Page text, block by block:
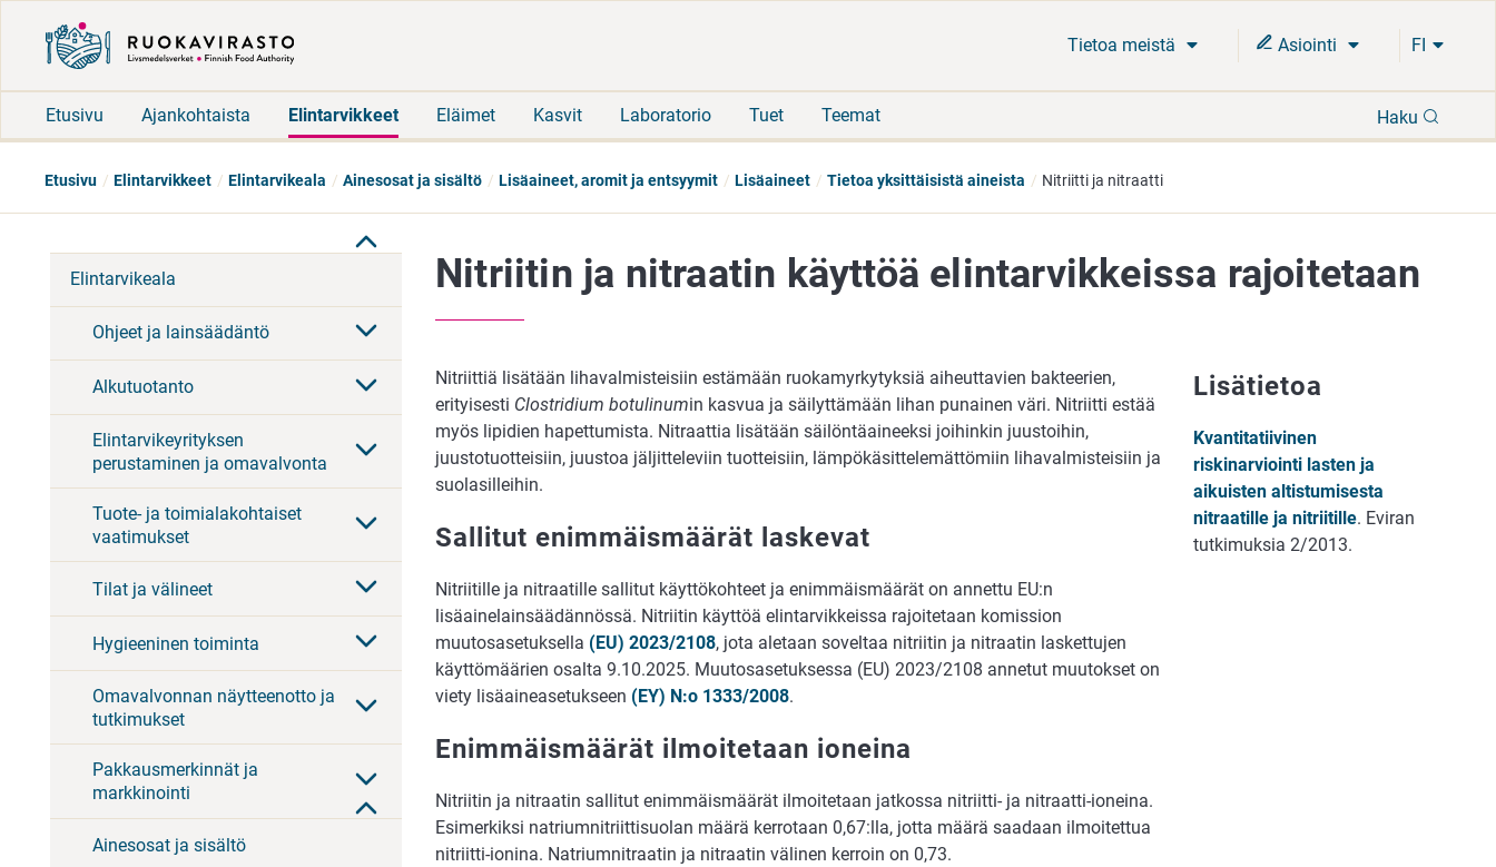
Tietoa meistä Asiointi FI
Etusivu Ajankohtaista Elintarvikkeet Eläimet Kasvit Laboratorio Tuet Teemat Haku
Etusivu Elintarvikkeet Elintarvikeala Ainesosat ja sisältö Lisäaineet, aromit ja entsyymit Lisäaineet Tietoa yksittäisistä aineista Nitriitti ja nitraatti
Elintarvikeala
Ohjeet ja lainsäädäntö
Alkutuotanto
Elintarvikeyrityksen
perustaminen ja omavalvonta
Tuote- ja toimialakohtaiset
vaatimukset
Tilat ja välineet
Hygieeninen toiminta
Omavalvonnan näytteenotto ja
tutkimukset
Pakkausmerkinnät ja
markkinointi
Ainesosat ja sisältö
Nitriitin ja nitraatin käyttöä elintarvikkeissa rajoitetaan
Nitriittiä lisätään lihavalmisteisiin estämään ruokamyrkytyksiä aiheuttavien bakteerien,
erityisesti Clostridium botulinumin kasvua ja säilyttämään lihan punainen väri. Nitriitti estää
myös lipidien hapettumista. Nitraattia lisätään säilöntäaineeksi joihinkin juustoihin,
juustotuotteisiin, juustoa jäljitteleviin tuotteisiin, lämpökäsittelemättömiin lihavalmisteisiin ja
suolasilleihin.
Sallitut enimmäismäärät laskevat
Nitriitille ja nitraatille sallitut käyttökohteet ja enimmäismäärät on annettu EU:n
lisäainelainsäädännössä. Nitriitin käyttöä elintarvikkeissa rajoitetaan komission
muutosasetuksella (EU) 2023/2108, jota aletaan soveltaa nitriitin ja nitraatin laskettujen
käyttömäärien osalta 9.10.2025. Muutosasetuksessa (EU) 2023/2108 annetut muutokset on
viety lisäaineasetukseen (EY) N:o 1333/2008.
Enimmäismäärät ilmoitetaan ioneina
Nitriitin ja nitraatin sallitut enimmäismäärät ilmoitetaan jatkossa nitriitti- ja nitraatti-ioneina.
Esimerkiksi natriumnitriittisuolan määrä kerrotaan 0,67:lla, jotta määrä saadaan ilmoitettua
nitriitti-ionina. Natriumnitraatin ja nitraatin välinen kerroin on 0,73.
Lisätietoa
Kvantitatiivinen
riskinarviointi lasten ja
aikuisten altistumisesta
nitraatille ja nitriitille. Eviran
tutkimuksia 2/2013.